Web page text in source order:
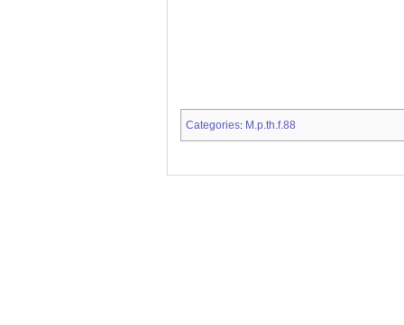
Categories: M.p.th.f.88